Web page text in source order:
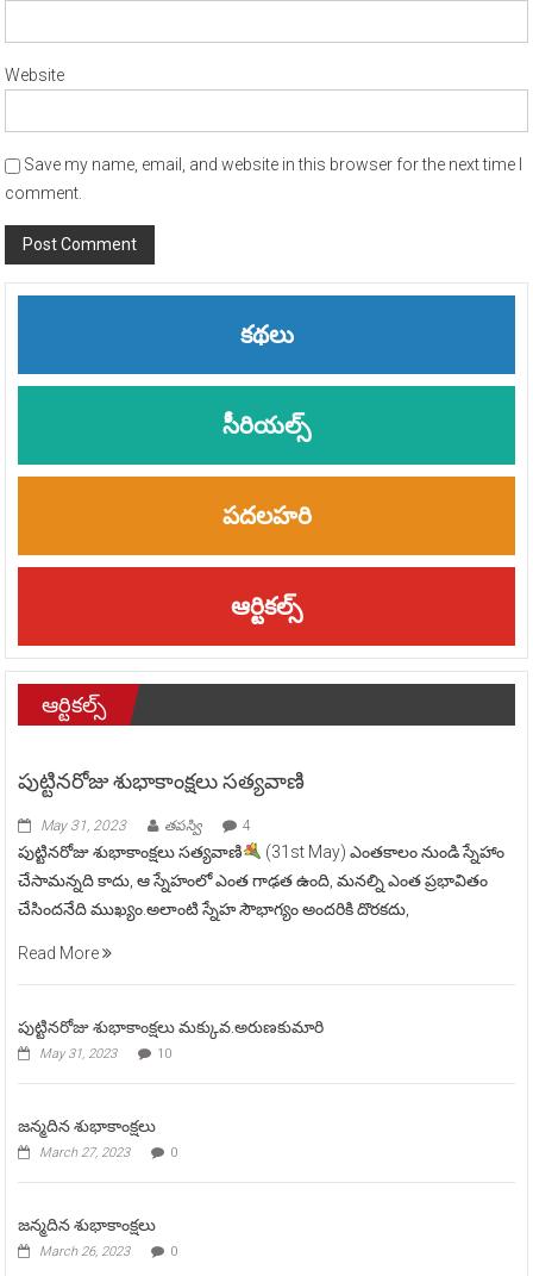
Website
Save my name, email, and website in this browser for the next time I
comment.
Alternative:
కథలు
సీరియల్స్
పదలహరి
ఆర్టికల్స్
ఆర్టికల్స్
పుట్టినరోజు శుభాకాంక్షలు సత్యవాణి
May 31, 2023 తపస్వి 4
పుట్టినరోజు శుభాకాంక్షలు సత్యవాణి
(31st May) ఎంతకాలం నుండి స్నేహాం
చేసామన్నది కాదు, ఆ స్నేహంలో ఎంత గాఢత ఉంది, మనల్ని ఎంత ప్రభావితం
చేసిందనేది ముఖ్యం.అలాంటి స్నేహ సౌభాగ్యం అందరికి దొరకదు,
Read More
పుట్టినరోజు శుభాకాంక్షలు మక్కువ.అరుణకుమారి
May 31, 2023 10
జన్మదిన శుభాకాంక్షలు
March 27, 2023 0
జన్మదిన శుభాకాంక్షలు
March 26, 2023 0